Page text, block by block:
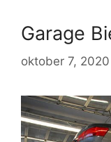
Garage
oktober 7, 2020